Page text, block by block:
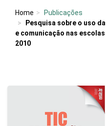
Home
Publicações
Pesquisa sobre o uso
e comunicação nas
2010